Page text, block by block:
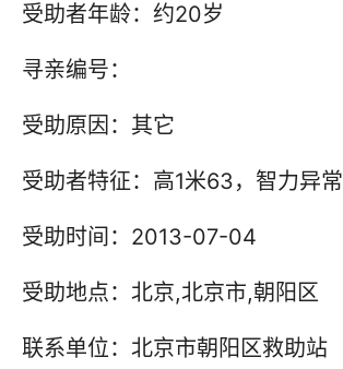
受助者年龄：约20岁
寻亲编号：
受助原因：其它
受助者特征：高1米63，智力异常
受助时间：2013-07-04
受助地点：北京,北京市,朝阳区
联系单位：北京市朝阳区救助站